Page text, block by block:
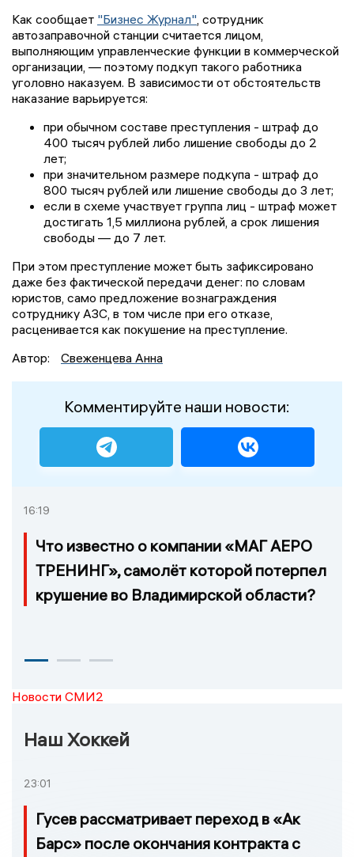
Как сообщает "Бизнес Журнал", сотрудник
автозаправочной станции считается лицом,
выполняющим управленческие функции в коммерческой
организации, — поэтому подкуп такого работника
уголовно наказуем. В зависимости от обстоятельств
наказание варьируется:
при обычном составе преступления - штраф до
400 тысяч рублей либо лишение свободы до 2
лет;
при значительном размере подкупа - штраф до
800 тысяч рублей или лишение свободы до 3 лет;
если в схеме участвует группа лиц - штраф может
достигать 1,5 миллиона рублей, а срок лишения
свободы — до 7 лет.
При этом преступление может быть зафиксировано
даже без фактической передачи денег: по словам
юристов, само предложение вознаграждения
сотруднику АЗС, в том числе при его отказе,
расценивается как покушение на преступление.
Автор:
Свеженцева Анна
Комментируйте наши новости:
16:19
Что известно о компании «МАГ АЕРО
ТРЕНИНГ», самолёт которой потерпел
крушение во Владимирской области?
Новости СМИ2
Наш Хоккей
23:01
Гусев рассматривает переход в «Ак
Барс» после окончания контракта с